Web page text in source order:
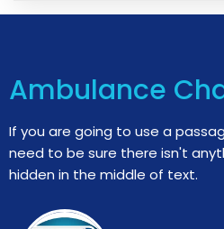
Ambulance
If you are going to use a
need to be sure there isn't
hidden in the middle of text.